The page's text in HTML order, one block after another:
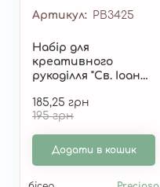
Артикул РВ3425
Набір для
креативного
рукоділля "Св. Іоанн
185,25 грн
195 грн
Додати в кошик